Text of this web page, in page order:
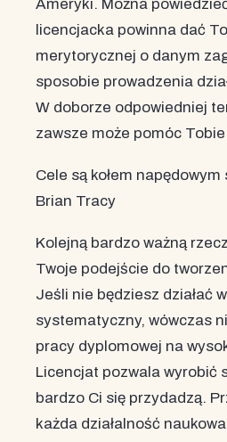
Ameryki. Można
licencjacka powinna dać
merytorycznej o danym
sposobie prowadzenia
W doborze odpowiedniej
zawsze może pomóc
Cele są kołem napędowym
Brian Tracy
Kolejną bardzo ważną
Twoje podejście do
Jeśli nie będziesz działać
systematyczny, wówczas
pracy dyplomowej na
Licencjat pozwala wyrobić
bardzo Ci się przydadzą.
każda działalność